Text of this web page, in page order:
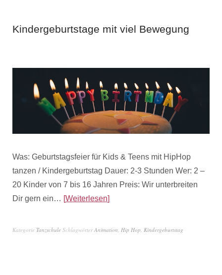
Kindergeburtstage mit viel Bewegung
Was: Geburtstagsfeier für Kids & Teens mit HipHop
tanzen / Kindergeburtstag Dauer: 2-3 Stunden Wer: 2 –
20 Kinder von 7 bis 16 Jahren Preis: Wir unterbreiten
Dir gern ein… Weiterlesen
Kategorie Tanzschule SchlagwörterAnimation Hip Hop Kindergeburtstag